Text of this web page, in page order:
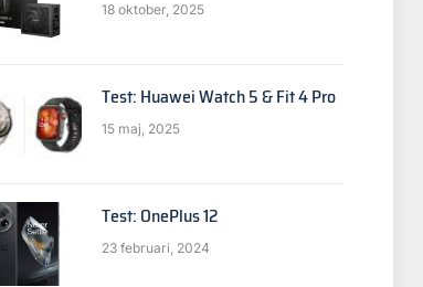
18 oktober, 2025
Test: Huawei Watch 5 & Fit 4 Pro
15 maj, 2025
Test: OnePlus 12
23 februari, 2024